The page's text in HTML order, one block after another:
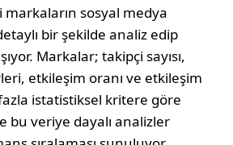
markaların sosyal medya
bir şekilde analiz edip
Markalar; takipçi sayısı,
etkileşim oranı ve etkileşim
istatistiksel kritere göre
bu veriye dayalı analizler